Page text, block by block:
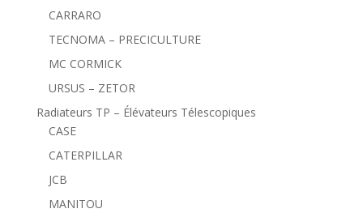
CARRARO
TECNOMA – PRECICULTURE
MC CORMICK
URSUS – ZETOR
Radiateurs TP – Élévateurs Télescopiques
CASE
CATERPILLAR
JCB
MANITOU